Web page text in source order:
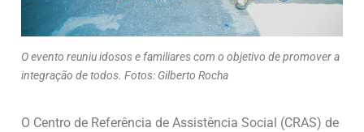
O evento reuniu idosos e familiares com o objetivo de promover a
integração de todos. Fotos: Gilberto Rocha
O Centro de Referência de Assistência Social (CRAS) de